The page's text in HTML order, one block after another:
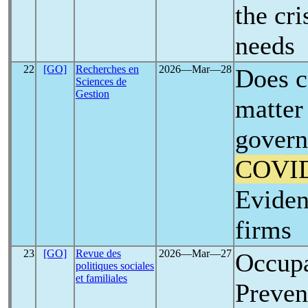
the
needs
22 [GO]
Recherches en
Sciences de
Gestion
2026―Mar―28 Does
firms
23 [GO]
Revue des
politiques sociales
et familiales
2026―Mar―27